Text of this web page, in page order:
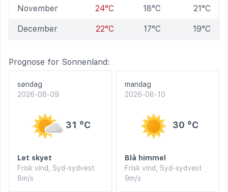
November 24°C 18°C 21°C
December 22°C 17°C 19°C
Prognose for Sonnenland:
søndag
2026-08-09
31 °C
Let skyet
Frisk vind, Syd-sydvest
8m/s
mandag
2026-08-10
30 °C
Blå himmel
Frisk vind, Syd-sydvest
9m/s